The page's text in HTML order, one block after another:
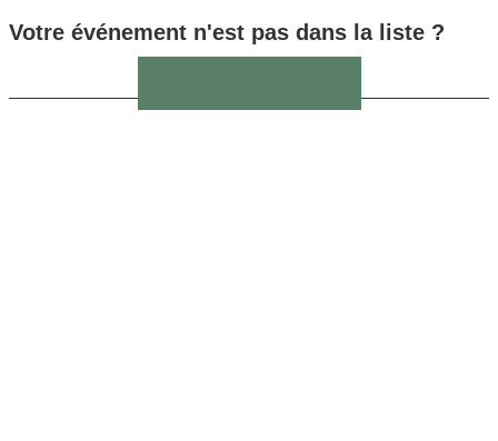
Votre événement n'est pas dans la liste ?